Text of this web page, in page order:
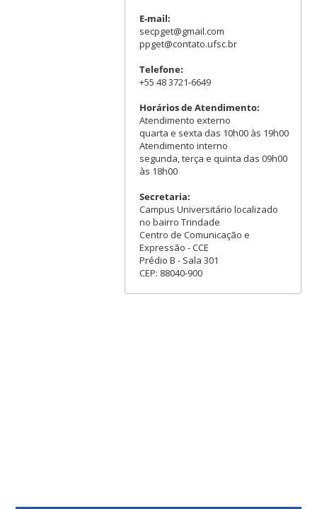
E-mail:
secpget@gmail.com
ppget@contato.ufsc.br
Telefone:
+55 48 3721-6649
Horários de Atendimento:
Atendimento externo
quarta e sexta das 10h00 às 19h00
Atendimento interno
segunda, terça e quinta das 09h00
às 18h00
Secretaria:
Campus Universitário localizado
no bairro Trindade
Centro de Comunicação e
Expressão - CCE
Prédio B - Sala 301
CEP: 88040-900